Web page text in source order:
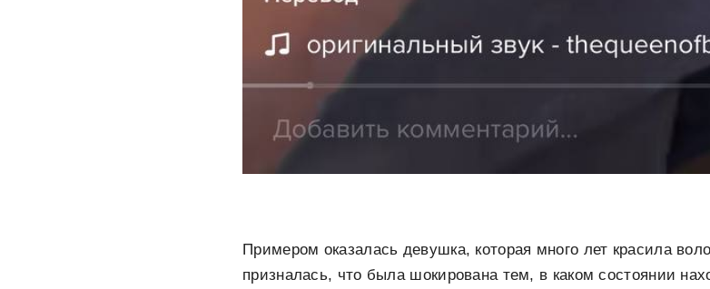
Примером оказалась девушка, которая много лет красила
призналась, что была шокирована тем, в каком состоянии